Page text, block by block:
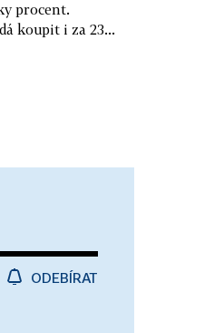
procent.
koupit i za 23...
ODEBÍRAT